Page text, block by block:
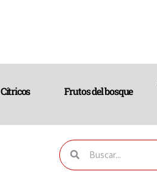
Cítricos Frutos del bosque
BuscarBuscar